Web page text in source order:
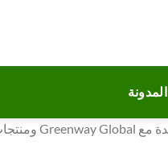
المدونة